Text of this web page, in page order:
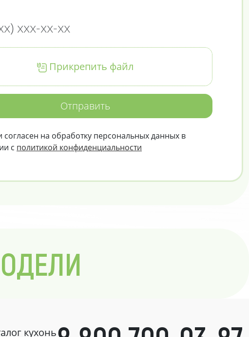
Прикрепить файл
Отправить
согласен на обработку персональных данных в
с политикой конфиденциальности
кухонь